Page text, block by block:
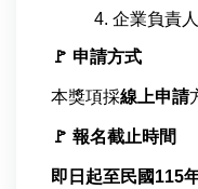
企業負責
🚩 申請方式
本獎項採線上申請
🚩 報名截止時間
即日起至民國115